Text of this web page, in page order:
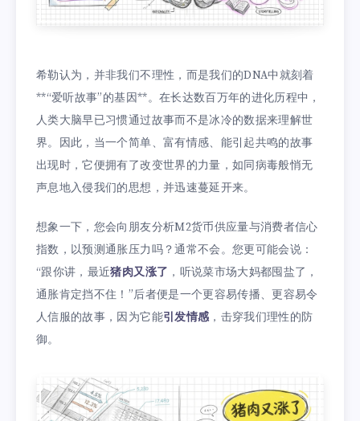
希勒认为，并非我们不理性，而是我们的DNA中就刻着
**“爱听故事”的基因**。在长达数百万年的进化历程中，
人类大脑早已习惯通过故事而不是冰冷的数据来理解世
界。因此，当一个简单、富有情感、能引起共鸣的故事
出现时，它便拥有了改变世界的力量，如同病毒般悄无
声息地入侵我们的思想，并迅速蔓延开来。
想象一下，您会向朋友分析M2货币供应量与消费者信心
指数，以预测通胀压力吗？通常不会。您更可能会说：
“跟你讲，最近猪肉又涨了 ，听说菜市场大妈都囤盐了，
通胀肯定挡不住！”后者便是一个更容易传播、更容易令
人信服的故事，因为它能引发情感 ，击穿我们理性的防
御。